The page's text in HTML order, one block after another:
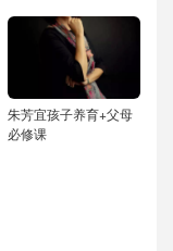
朱芳宜孩子养育+父母
必修课